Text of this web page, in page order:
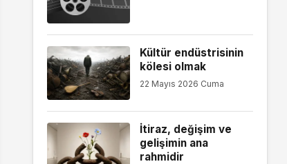
Kültür endüstrisinin
kölesi olmak
22 Mayıs 2026 Cuma
İtiraz, değişim ve
gelişimin ana
rahmidir